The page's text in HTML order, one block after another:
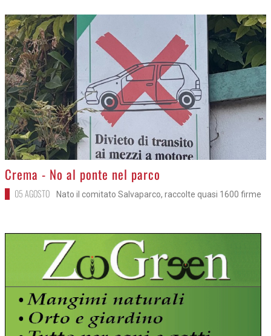
>
Crema - No al ponte nel parco
05 AGOSTO Nato il comitato Salvaparco, raccolte quasi 1600 firme